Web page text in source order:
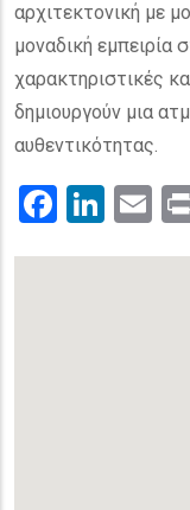
αρχιτεκτονική με
μοναδική εμπειρία
χαρακτηριστικές
δημιουργούν μια
αυθεντικότητας.